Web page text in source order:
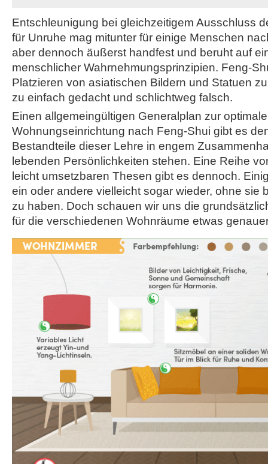
Entschleunigung bei gleichzeitigem Ausschluss
für Unruhe mag mitunter für einige Menschen
aber dennoch äußerst handfest und beruht auf
menschlicher Wahrnehmungsprinzipien. Feng-
Platzieren von asiatischen Bildern und Statuen
zu einfach gedacht und schlichtweg falsch.
Einen allgemeingültigen Generalplan zur
Wohnungseinrichtung nach Feng-Shui gibt es
Bestandteile dieser Lehre in engem
lebenden Persönlichkeiten stehen. Eine Reihe
leicht umsetzbaren Thesen gibt es dennoch.
ein oder andere vielleicht sogar wieder, ohne sie
zu haben. Doch schauen wir uns die
für die verschiedenen Wohnräume etwas